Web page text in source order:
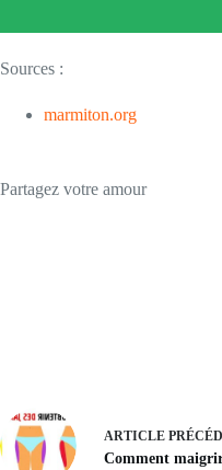
Sources :
marmiton.org
Partagez votre amour
ARTICLE
Comment maigrir